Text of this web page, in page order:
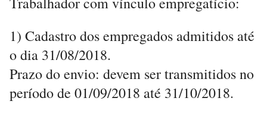
1) Cadastro dos empregados admitidos até
o dia 31/08/2018.
Prazo do envio: devem ser transmitidos no
período de 01/09/2018 até 31/10/2018.